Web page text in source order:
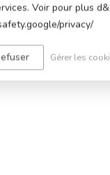
Voir pour plus
privacy/
Gérer les